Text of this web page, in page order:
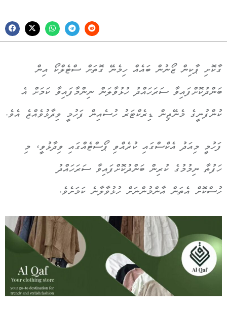
ގާކޮށި ޕާކިން ޒޯނުން ބައެއް ހިމެނޭ ގޮތަށް ސްޓެލްކޯ އިން
ބަންދުކޮށްފައިވާ ސަރަހައްދު ހުޅުވާލަން ނިންމާފައިވާ ކަމަށް އެ
ކުންފުނީގެ މެނޭޖިން ޑިރެކްޓަރު ހުސެއިން ފަހުމީ ވިދާޅުވެއްޖެ އެވެ.
ފަހުމީ މިއަދު އެކްސްގައި ކުރެއްވި ޕޯސްޓެއްގައި ވިދާޅުވީ، މި
ހަފުތާ ނިމުމުގެ ކުރިން ބަންދުކޮށްފައިވާ ސަރަހައްދު
ހުސްކޮށް އެތަން އާންމުންނަށް ހުޅުވާލާނެ ކަމަށެވެ.